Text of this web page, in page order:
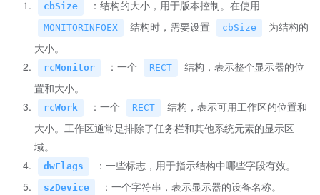
cbSize ：结构的大小，用于版本控制。在使用
MONITORINFOEX 结构时，需要设置 cbSize
为结构的
大小。
rcMonitor ：一个 RECT
结构，表示整个显示器的位
置和大小。
rcWork ：一个 RECT
结构，表示可用工作区的位置和
大小。工作区通常是排除了任务栏和其他系统元素的显示区
域。
dwFlags ：一些标志，用于指示结构中哪些字段有效。
szDevice ：一个字符串，表示显示器的设备名称。